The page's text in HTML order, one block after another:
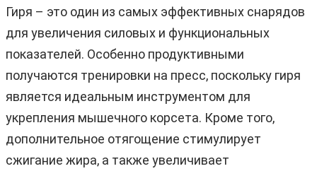
Гиря – это один из самых эффективных снарядов
для увеличения силовых и функциональных
показателей. Особенно продуктивными
получаются тренировки на пресс, поскольку гиря
является идеальным инструментом для
укрепления мышечного корсета. Кроме того,
дополнительное отягощение стимулирует
сжигание жира, а также увеличивает